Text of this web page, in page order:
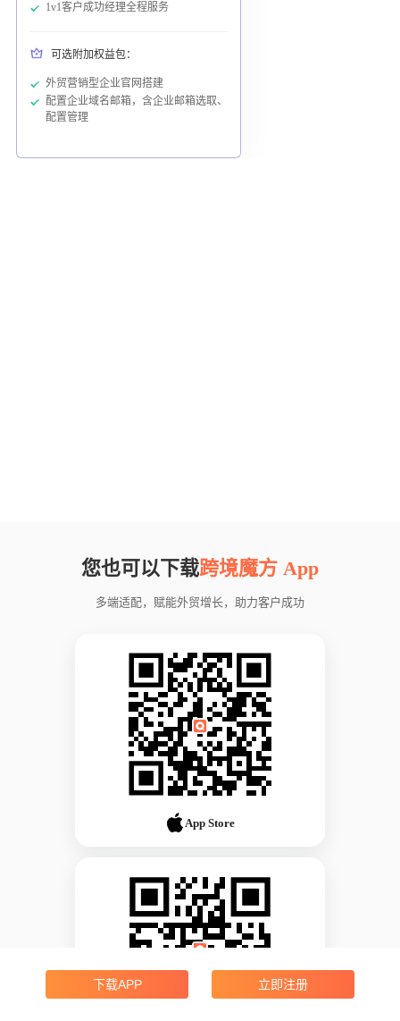
1v1客户成功经理全程服务
可选附加权益包：
外贸营销型企业官网搭建
配置企业域名邮箱，含企业邮箱选取、
配置管理
您也可以下载跨境魔方 App
多端适配，赋能外贸增长，助力客户成功
App Store
下载APP 立即注册